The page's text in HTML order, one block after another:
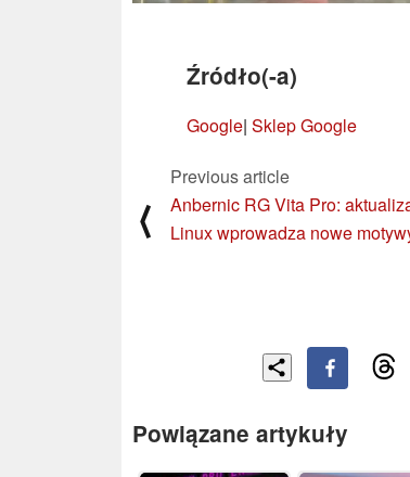
Źródło(-a)
Google| Sklep Google
⟨
Previous article
Anbernic RG Vita Pro:
Linux wprowadza nowe
Powiązane artykuły